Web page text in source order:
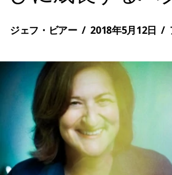
ジェフ・ビアー / 2018年5月12日 /